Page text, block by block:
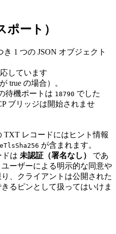
ート）
1 つの JSON オブジェクト
しています
が true の場合）。
待機ポートは 18790 でした
ブリッジは開始されませ
TXT レコードにはヒント情報
が含まれます。
ドは 未認証（署名なし）
であ
ーザーによる明示的な同意や
、クライアントは公開された
るピンとして扱ってはいけま